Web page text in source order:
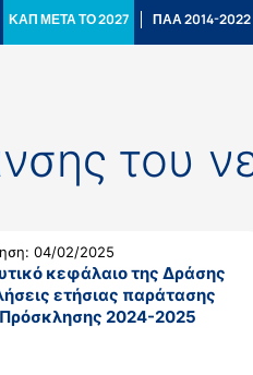
ΚΑΠ ΜΕΤΑ ΤΟ 2027 ΠΑΑ 2014-2022
του
04/02/2025
κεφάλαιο της Δράσης
ετήσιας παράτασης
2024-2025